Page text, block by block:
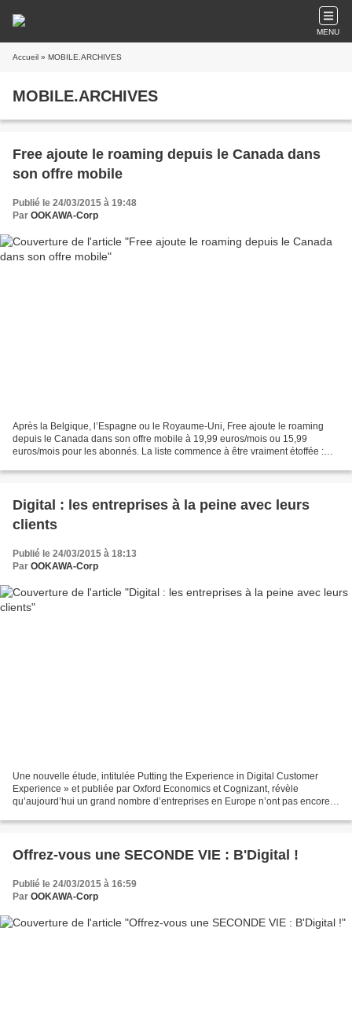
MENU
Accueil » MOBILE.ARCHIVES
MOBILE.ARCHIVES
Free ajoute le roaming depuis le Canada dans
son offre mobile
Publié le 24/03/2015 à 19:48
Par OOKAWA-Corp
Après la Belgique, l’Espagne ou le Royaume-Uni, Free ajoute le roaming
depuis le Canada dans son offre mobile à 19,99 euros/mois ou 15,99
euros/mois pour les abonnés. La liste commence à être vraiment étoffée :
Digital : les entreprises à la peine avec leurs
clients
Publié le 24/03/2015 à 18:13
Par OOKAWA-Corp
Une nouvelle étude, intitulée Putting the Experience in Digital Customer
Experience » et publiée par Oxford Economics et Cognizant, révèle
qu’aujourd’hui un grand nombre d’entreprises en Europe n’ont pas encore
Offrez-vous une SECONDE VIE : B'Digital !
Publié le 24/03/2015 à 16:59
Par OOKAWA-Corp